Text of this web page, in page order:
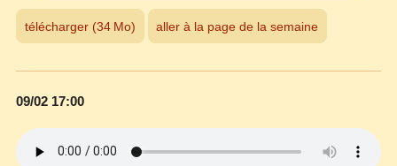
télécharger (34 Mo) aller à la page de la semaine
09/02 17:00